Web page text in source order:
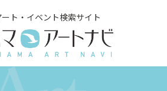
ト・イベント検索サイト